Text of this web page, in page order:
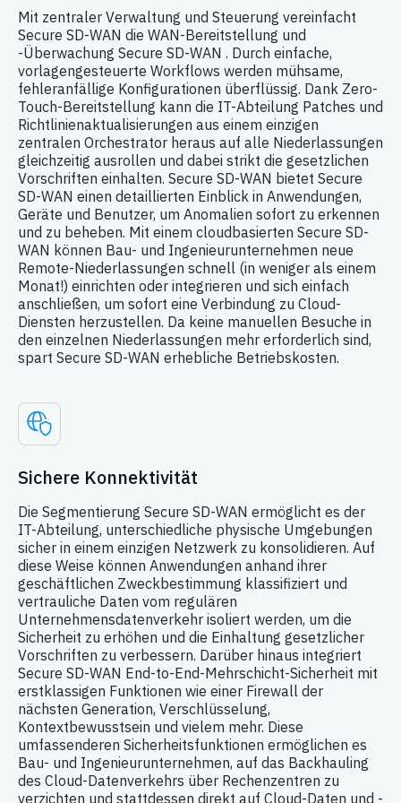
Mit zentraler Verwaltung und Steuerung vereinfacht
Secure SD-WAN die WAN-Bereitstellung und
-Überwachung Secure SD-WAN . Durch einfache,
vorlagengesteuerte Workflows werden mühsame,
fehleranfällige Konfigurationen überflüssig. Dank Zero-
Touch-Bereitstellung kann die IT-Abteilung Patches und
Richtlinienaktualisierungen aus einem einzigen
zentralen Orchestrator heraus auf alle Niederlassungen
gleichzeitig ausrollen und dabei strikt die gesetzlichen
Vorschriften einhalten. Secure SD-WAN bietet Secure
SD-WAN einen detaillierten Einblick in Anwendungen,
Geräte und Benutzer, um Anomalien sofort zu erkennen
und zu beheben. Mit einem cloudbasierten Secure SD-
WAN können Bau- und Ingenieurunternehmen neue
Remote-Niederlassungen schnell (in weniger als einem
Monat!) einrichten oder integrieren und sich einfach
anschließen, um sofort eine Verbindung zu Cloud-
Diensten herzustellen. Da keine manuellen Besuche in
den einzelnen Niederlassungen mehr erforderlich sind,
spart Secure SD-WAN erhebliche Betriebskosten.
Sichere Konnektivität
Die Segmentierung Secure SD-WAN ermöglicht es der
IT-Abteilung, unterschiedliche physische Umgebungen
sicher in einem einzigen Netzwerk zu konsolidieren. Auf
diese Weise können Anwendungen anhand ihrer
geschäftlichen Zweckbestimmung klassifiziert und
vertrauliche Daten vom regulären
Unternehmensdatenverkehr isoliert werden, um die
Sicherheit zu erhöhen und die Einhaltung gesetzlicher
Vorschriften zu verbessern. Darüber hinaus integriert
Secure SD-WAN End-to-End-Mehrschicht-Sicherheit mit
erstklassigen Funktionen wie einer Firewall der
nächsten Generation, Verschlüsselung,
Kontextbewusstsein und vielem mehr. Diese
umfassenderen Sicherheitsfunktionen ermöglichen es
Bau- und Ingenieurunternehmen, auf das Backhauling
des Cloud-Datenverkehrs über Rechenzentren zu
verzichten und stattdessen direkt auf Cloud-Daten und -